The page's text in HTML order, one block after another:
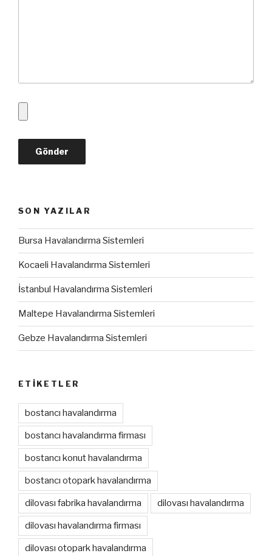
SON YAZILAR
Bursa Havalandırma Sistemleri
Kocaeli Havalandırma Sistemleri
İstanbul Havalandırma Sistemleri
Maltepe Havalandırma Sistemleri
Gebze Havalandırma Sistemleri
ETIKETLER
bostancı havalandırma
bostancı havalandırma firması
bostancı konut havalandırma
bostancı otopark havalandırma
dilovası fabrika havalandırma dilovası havalandırma
dilovası havalandırma firması
dilovası otopark havalandırma